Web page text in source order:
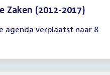
Zaken (2012-2017)
agenda verplaatst naar 8